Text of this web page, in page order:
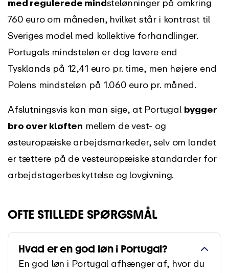
med regulerede mindstelønninger på omkring
760 euro om måneden, hvilket står i kontrast til
Sveriges model med kollektive forhandlinger.
Portugals mindsteløn er dog lavere end
Tysklands på 12,41 euro pr. time, men højere end
Polens mindsteløn på 1.060 euro pr. måned.
Afslutningsvis kan man sige, at Portugal bygger
bro over kløften mellem de vest- og
østeuropæiske arbejdsmarkeder, selv om landet
er tættere på de vesteuropæiske standarder for
arbejdstagerbeskyttelse og lovgivning.
OFTE STILLEDE SPØRGSMÅL
Hvad er en god løn i Portugal?
En god løn i Portugal afhænger af, hvor du